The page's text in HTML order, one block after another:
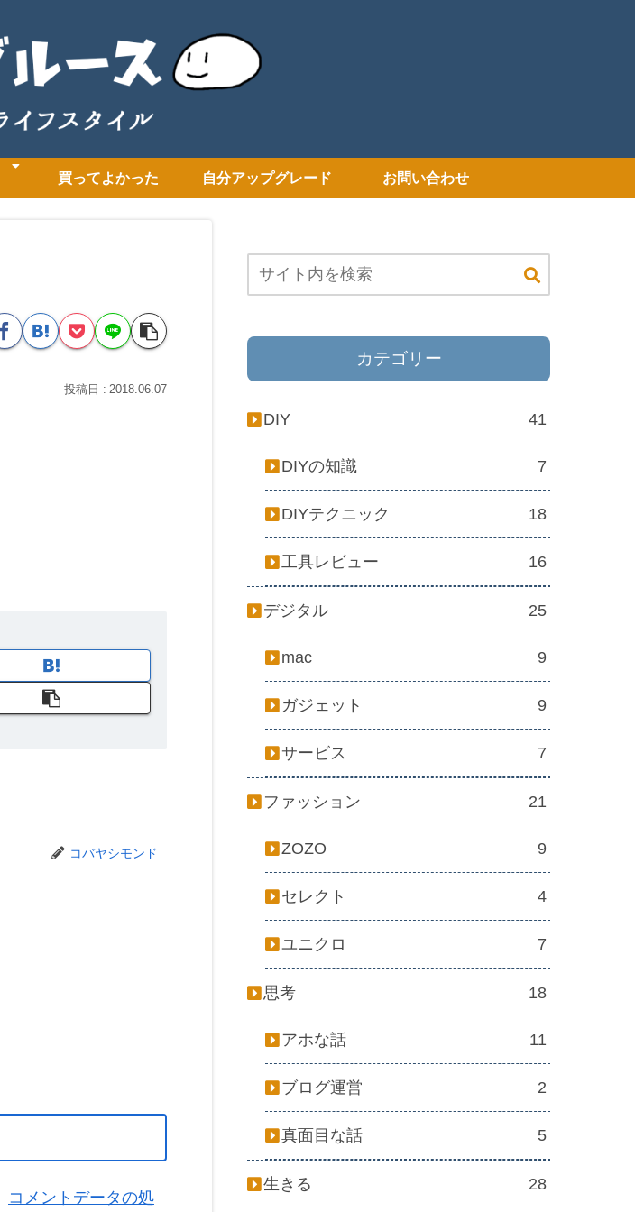
買ってよかった 自分アップグレード お問い合わせ
2018.06.07
コバヤシモンド
コメントデータの処
カテゴリー
DIY 41
DIYの知識 7
DIYテクニック 18
工具レビュー 16
デジタル 25
mac 9
ガジェット 9
サービス 7
ファッション 21
ZOZO 9
セレクト 4
ユニクロ 7
思考 18
アホな話 11
ブログ運営 2
真面目な話 5
生きる 28